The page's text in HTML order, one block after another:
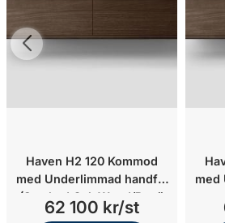
Haven H2 120 Kommod
med Underlimmad handfat
(Smoked Oak Wood/Runö
Grey/Underlimmat vit solid
62 100 kr/st
med